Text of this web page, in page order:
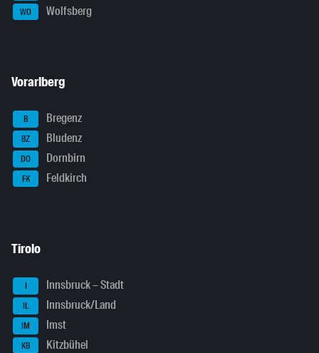
WO Wolfsberg
Vorarlberg
B Bregenz
BZ Bludenz
DO Dornbirn
FK Feldkirch
Tirolo
I Innsbruck – Stadt
IL Innsbruck/Land
IM Imst
KB Kitzbühel